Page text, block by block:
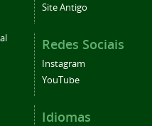
Site Antigo
Redes Sociais
Instagram
YouTube
Idiomas